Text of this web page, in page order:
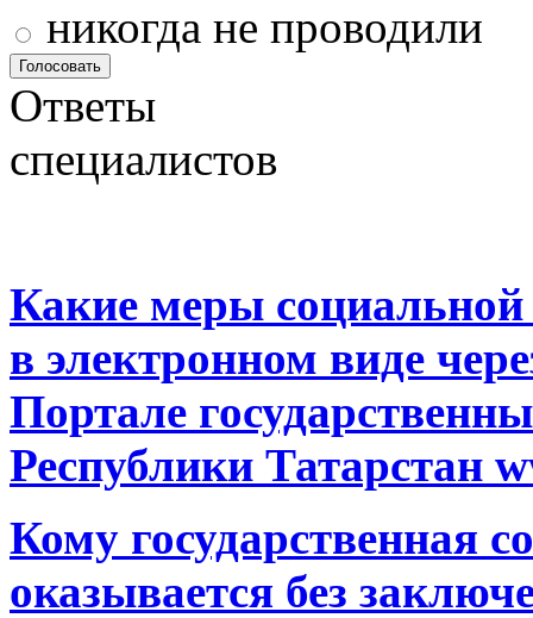
никогда не проводили
Ответы
специалистов
Какие меры
в электронном виде
Портале
Республики Татарстан
Кому государственная
оказывается без